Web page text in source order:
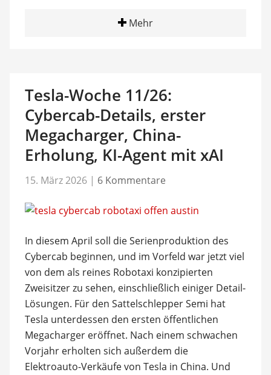
Mehr
Tesla-Woche 11/26:
Cybercab-Details, erster
Megacharger, China-
Erholung, KI-Agent mit xAI
15. März 2026 | 6 Kommentare
In diesem April soll die Serienproduktion des
Cybercab beginnen, und im Vorfeld war jetzt viel
von dem als reines Robotaxi konzipierten
Zweisitzer zu sehen, einschließlich einiger Detail-
Lösungen. Für den Sattelschlepper Semi hat
Tesla unterdessen den ersten öffentlichen
Megacharger eröffnet. Nach einem schwachen
Vorjahr erholten sich außerdem die
Elektroauto-Verkäufe von Tesla in China. Und